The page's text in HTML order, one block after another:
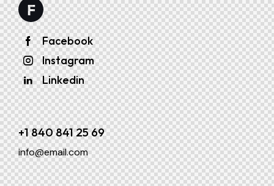
Facebook
Instagram
Linkedin
+1 840 841 25 69
info@email.com